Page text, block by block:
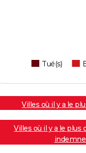
Tué(s)
Villes où il y a le
Villes où il y a le plus